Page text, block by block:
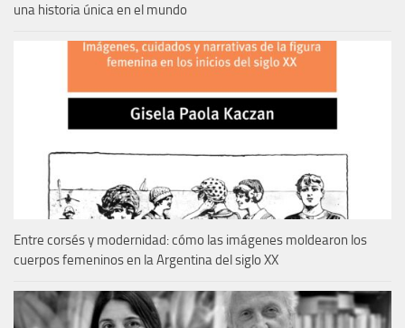
una historia única en el mundo
Entre corsés y modernidad: cómo las imágenes moldearon los
cuerpos femeninos en la Argentina del siglo XX